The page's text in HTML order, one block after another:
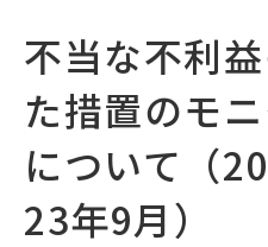
不当な不利
た措置のモ
について（
23年9月）